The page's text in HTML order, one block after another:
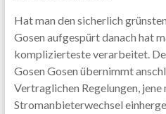
Hat man den sicherlich
Gosen aufgespürt danach hat
komplizierteste verarbeitet.
Gosen Gosen übernimmt
Vertraglichen Regelungen,
Stromanbieterwechsel